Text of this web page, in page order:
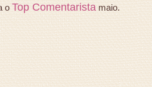
oTop Comentaristamaio.